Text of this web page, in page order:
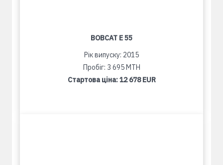
BOBCAT E 55
Рік випуску: 2015
Пробіг: 3 695 MTH
Стартова ціна:12 678 EUR